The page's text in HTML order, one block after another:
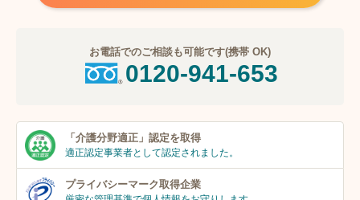
お電話でのご相談も可能です(携帯 OK)
0120-941-653
「介護分野適正」 認定を取得
適正認定事業者として認定されました。
プライバシーマーク取得企業